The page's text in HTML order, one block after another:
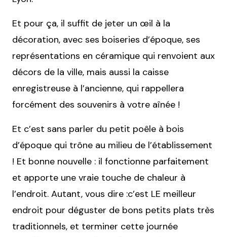
Et pour ça, il suffit de jeter un œil à la
décoration, avec ses boiseries d’époque, ses
représentations en céramique qui renvoient aux
décors de la ville, mais aussi la caisse
enregistreuse à l’ancienne, qui rappellera
forcément des souvenirs à votre aînée !
Et c’est sans parler du petit poêle à bois
d’époque qui trône au milieu de l’établissement
! Et bonne nouvelle : il fonctionne parfaitement
et apporte une vraie touche de chaleur à
l’endroit. Autant, vous dire :c’est LE meilleur
endroit pour déguster de bons petits plats très
traditionnels, et terminer cette journée